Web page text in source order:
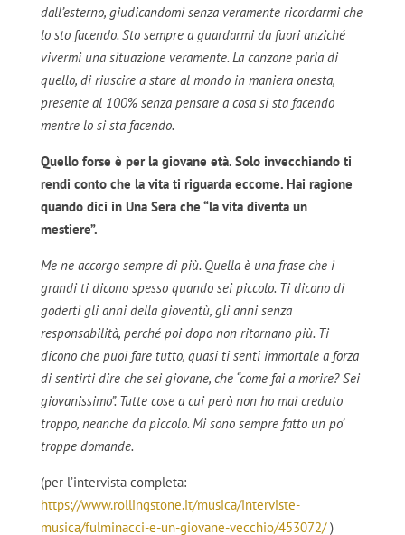
dall’esterno, giudicandomi senza veramente ricordarmi che
lo sto facendo. Sto sempre a guardarmi da fuori anziché
vivermi una situazione veramente. La canzone parla di
quello, di riuscire a stare al mondo in maniera onesta,
presente al 100% senza pensare a cosa si sta facendo
mentre lo si sta facendo.
Quello forse è per la giovane età. Solo invecchiando ti
rendi conto che la vita ti riguarda eccome. Hai ragione
quando dici in Una Sera che “la vita diventa un
mestiere”.
Me ne accorgo sempre di più. Quella è una frase che i
grandi ti dicono spesso quando sei piccolo. Ti dicono di
goderti gli anni della gioventù, gli anni senza
responsabilità, perché poi dopo non ritornano più. Ti
dicono che puoi fare tutto, quasi ti senti immortale a forza
di sentirti dire che sei giovane, che “come fai a morire? Sei
giovanissimo”. Tutte cose a cui però non ho mai creduto
troppo, neanche da piccolo. Mi sono sempre fatto un po’
troppe domande.
(per l’intervista completa:
https://www.rollingstone.it/musica/interviste-
musica/fulminacci-e-un-giovane-vecchio/453072/)